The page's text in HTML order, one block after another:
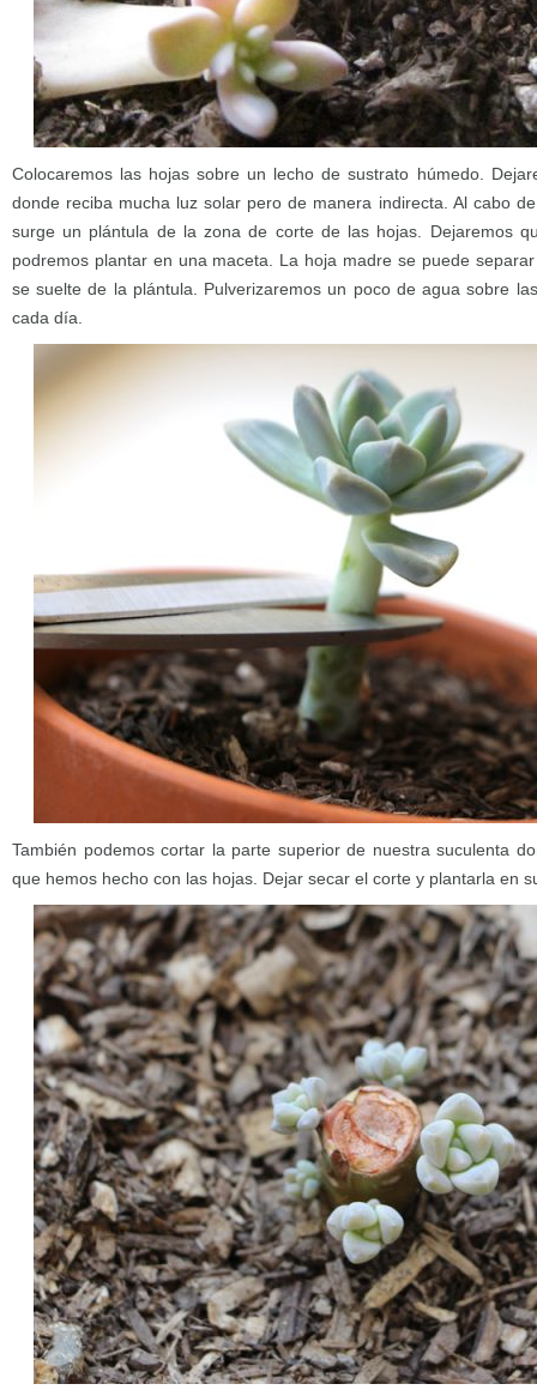
Colocaremos las hojas sobre un lecho de sustrato húmedo.
donde reciba mucha luz solar pero de manera indirecta. Al cabo
surge un plántula de la zona de corte de las hojas. Dejaremos
podremos plantar en una maceta. La hoja madre se puede
se suelte de la plántula. Pulverizaremos un poco de agua sobre
cada día.
También podemos cortar la parte superior de nuestra suculenta
que hemos hecho con las hojas. Dejar secar el corte y plantarla en